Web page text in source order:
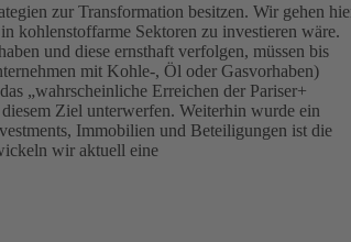
zur Transformation besitzen. Wir gehen
kohlenstoffarme Sektoren zu investieren wäre.
und diese ernsthaft verfolgen, müssen bis
mit Kohle-, Öl oder Gasvorhaben)
„wahrscheinliche Erreichen der Pariser+
Ziel unterwerfen. Weiterhin wurde ein
Immobilien und Beteiligungen ist die
wir aktuell eine